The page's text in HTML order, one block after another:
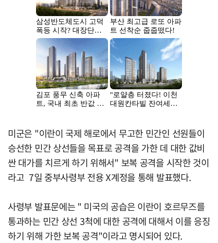
미군은 "이란이 국제 해로에서 무고한 민간인 선원들이
승선한 민간 상선들을 목표로 공격을 가한 데 대한 값비
싼 대가를 치르게 하기 위해서" 보복 공격을 시작한 것이
라고 7일 중부사령부 전용 X계정을 통해 발표했다.
사령부 발표문에는 " 미국의 공습은 이란이 호르무즈를
통과하는 민간 상선 3척에 대한 공격에 대해서 이를 응징
하기 위해 가한 보복 공격"이라고 명시되어 있다.